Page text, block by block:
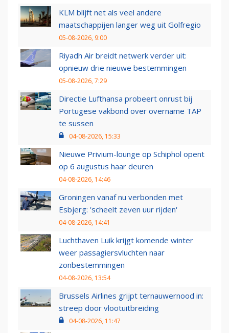
KLM blijft net als veel andere
maatschappijen langer weg uit Golfregio
05-08-2026, 9:00
Riyadh Air breidt netwerk verder uit:
opnieuw drie nieuwe bestemmingen
05-08-2026, 7:29
Directie Lufthansa probeert onrust bij
Portugese vakbond over overname TAP
te sussen
04-08-2026, 15:33
Nieuwe Privium-lounge op Schiphol opent
op 6 augustus haar deuren
04-08-2026, 14:46
Groningen vanaf nu verbonden met
Esbjerg: 'scheelt zeven uur rijden'
04-08-2026, 14:41
Luchthaven Luik krijgt komende winter
weer passagiersvluchten naar
zonbestemmingen
04-08-2026, 13:54
Brussels Airlines grijpt ternauwernood in:
streep door vlootuitbreiding
04-08-2026, 11:47